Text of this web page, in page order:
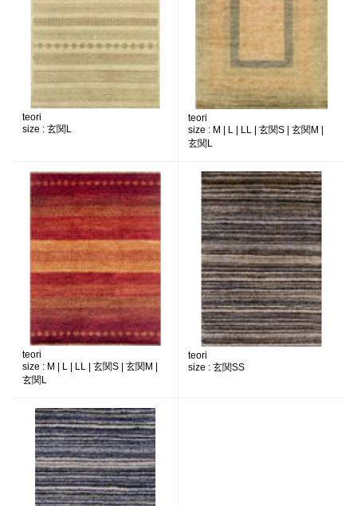
teori
size : 玄関L
teori
size : M | L | LL | 玄関S | 玄関M |
玄関L
teori
size : M | L | LL | 玄関S | 玄関M |
玄関L
teori
size : 玄関SS